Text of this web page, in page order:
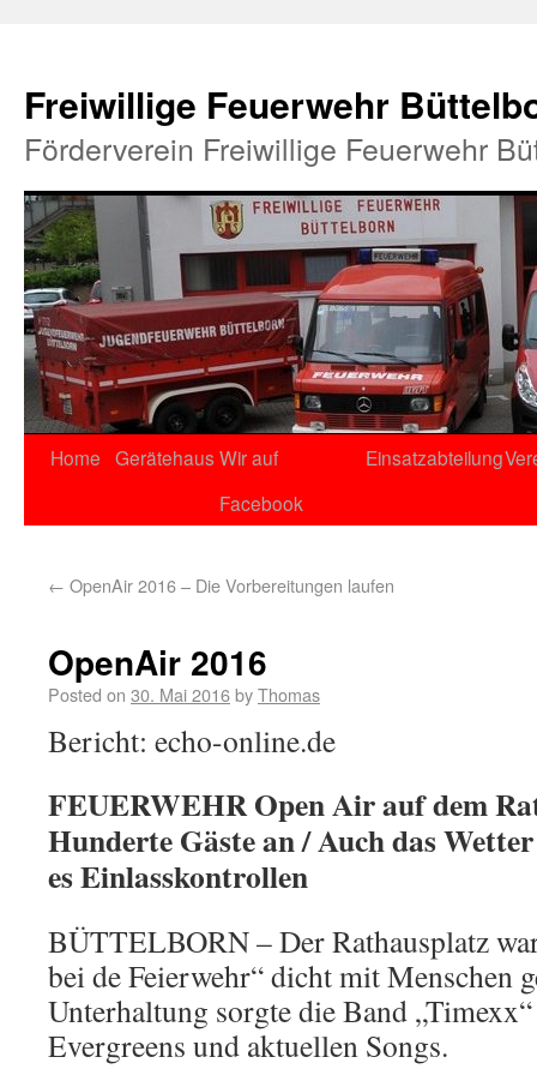
Freiwillige Feuerwehr
Förderverein Freiwillige Feuerwehr
Home Gerätehaus Wir auf
Facebook
Einsatzabteilung
← OpenAir 2016 – Die Vorbereitungen laufen
OpenAir 2016
Posted on 30. Mai 2016byThomas
Bericht: echo-online.de
FEUERWEHR Open Air auf dem
Hunderte Gäste an / Auch das
es Einlasskontrollen
BÜTTELBORN – Der Rathausplatz
bei de Feierwehr“ dicht mit Menschen
Unterhaltung sorgte die Band
Evergreens und aktuellen Songs.